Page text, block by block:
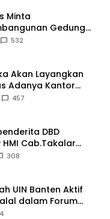
Minta
Gedung
Cisoka
532
Akan Layangkan
Adanya Kantor
457
DBD
HMI Cab.Takalar
308
UIN Banten Aktif
dalam Forum